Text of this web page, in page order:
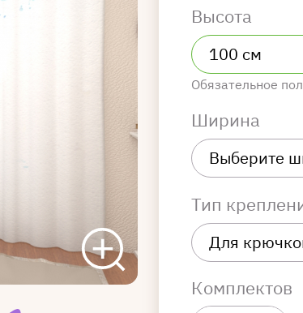
Высота
Обязательное
Ширина
Тип
Комплектов